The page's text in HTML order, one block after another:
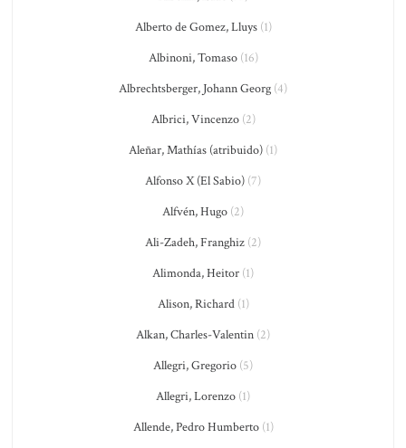
Alberto de Gomez, Lluys(1)
Albinoni, Tomaso(16)
Albrechtsberger, Johann Georg (4)
Albrici, Vincenzo(2)
Aleñar, Mathías (atribuido) (1)
Alfonso X (El Sabio) (7)
Alfvén, Hugo (2)
Ali-Zadeh, Franghiz (2)
Alimonda, Heitor (1)
Alison, Richard(1)
Alkan, Charles-Valentin (2)
Allegri, Gregorio (5)
Allegri, Lorenzo (1)
Allende, Pedro Humberto(1)